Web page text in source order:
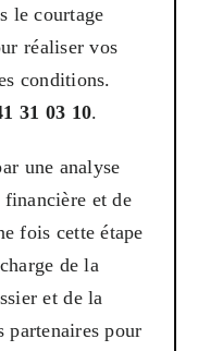
le courtage
réaliser vos
conditions.
31 03 10.
une analyse
et de
fois cette étape
de la
et de la
partenaires pour